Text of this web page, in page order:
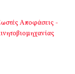
Αποφάσεις -